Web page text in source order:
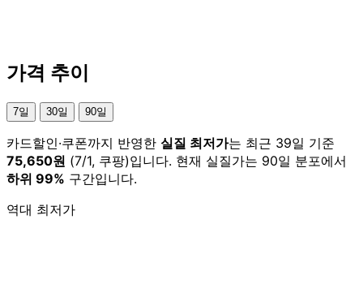
가격 추이
7일 30일 90일
카드할인·쿠폰까지 반영한 실질 최저가는 최근 39일 기준
75,650원 (7/1, 쿠팡)입니다. 현재 실질가는 90일 분포에서
하위 99% 구간입니다.
역대 최저가